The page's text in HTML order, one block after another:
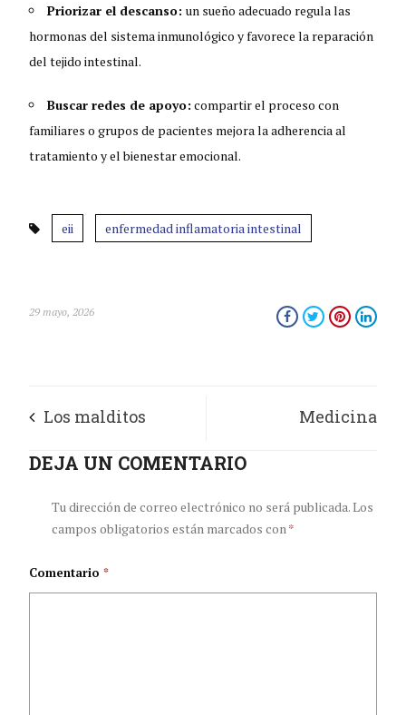
Priorizar el descanso:un sueño adecuado regula las
hormonas del sistema inmunológico y favorece la reparación
del tejido intestinal.
Buscar redes de apoyo: compartir el proceso con
familiares o grupos de pacientes mejora la adherencia al
tratamiento y el bienestar emocional.
eii enfermedad inflamatoria intestinal
29 mayo, 2026
Los malditos
catorce minutos
Medicina
oportunidad para
sistema de salud en
DEJA UN COMENTARIO
Tu dirección de correo electrónico no será publicada.Los
campos obligatorios están marcados con*
Comentario*